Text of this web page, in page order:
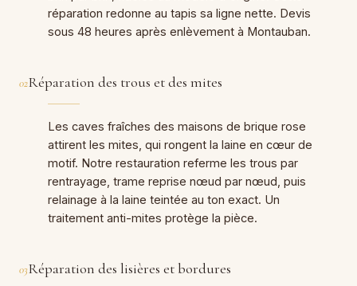
réparation redonne au tapis sa ligne nette. Devis
sous 48 heures après enlèvement à Montauban.
02Réparation des trous et des mites
Les caves fraîches des maisons de brique rose
attirent les mites, qui rongent la laine en cœur de
motif. Notre restauration referme les trous par
rentrayage, trame reprise nœud par nœud, puis
relainage à la laine teintée au ton exact. Un
traitement anti-mites protège la pièce.
03Réparation des lisières et bordures